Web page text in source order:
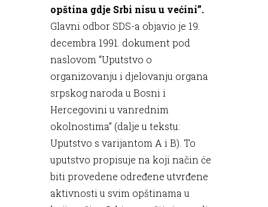
opština gdje Srbi nisu u većini”.
Glavni odbor SDS-a objavio je 19.
decembra 1991. dokument pod
naslovom “Uputstvo o
organizovanju i djelovanju organa
srpskog naroda u Bosni i
Hercegovini u vanrednim
okolnostima” (dalje u tekstu:
Uputstvo s varijantom A i B). To
uputstvo propisuje na koji način će
biti provedene određene utvrđene
aktivnosti u svim opštinama u